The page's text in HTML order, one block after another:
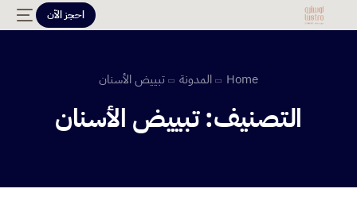
احجز الآن
Home المدونة تبييض الأسنان
التصنيف:تبييض الأسنان